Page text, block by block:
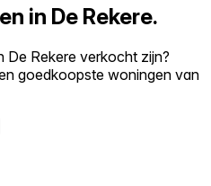
in De Rekere.
De Rekere verkocht zijn?
goedkoopste woningen van